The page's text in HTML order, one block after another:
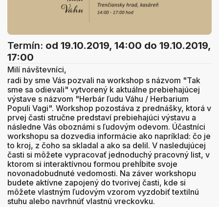
Termín: od 19.10.2019, 14:00 do 19.10.2019,
17:00
Milí návštevníci,
radi by sme Vás pozvali na workshop s názvom "Tak
sme sa odievali" vytvorený k aktuálne prebiehajúcej
výstave s názvom "Herbár ľudu Váhu / Herbarium
Populi Vagi". Workshop pozostáva z prednášky, ktorá v
prvej časti stručne predstaví prebiehajúci výstavu a
následne Vás oboznámi s ľudovým odevom. Účastníci
workshopu sa dozvedia informácie ako napríklad: čo je
to kroj, z čoho sa skladal a ako sa delil. V nasledujúcej
časti si môžete vypracovať jednoduchý pracovný list, v
ktorom si interaktívnou formou prehĺbite svoje
novonadobudnuté vedomosti. Na záver workshopu
budete aktívne zapojený do tvorivej časti, kde si
môžete vlastným ľudovým vzorom vyzdobiť textilnú
stuhu alebo navrhnúť vlastnú vreckovku.